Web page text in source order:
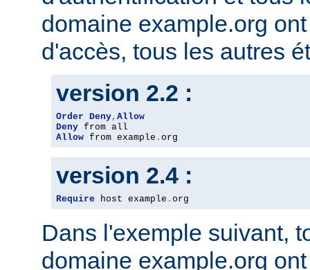
domaine example.org
d'accès, tous les autres
version 2.2 :
Order Deny, Allow
Deny
Allow from example . org
version 2.4 :
Require host example . org
Dans l'exemple suivant,
domaine example.org